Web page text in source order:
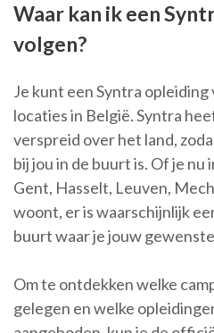
Waar kan ik een
volgen?
Je kunt een Syntra
locaties in België. Syntra
verspreid over het land,
bij jou in de buurt is. Of je
Gent, Hasselt, Leuven,
woont, er is waarschijnlijk
buurt waar je jouw
Om te ontdekken welke
gelegen en welke